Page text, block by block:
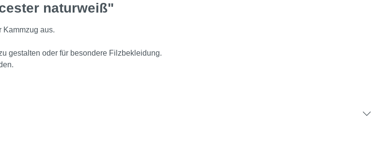
naturweiß"
Kammzug aus.
gestalten oder für besondere Filzbekleidung.